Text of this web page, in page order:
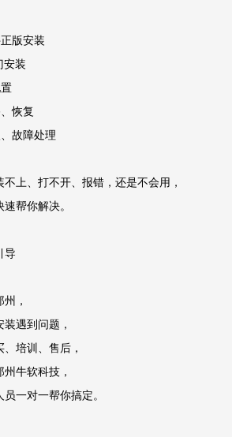
版安装
安装
恢复
故障处理
不上、打不开、报错，还是不会用，
帮你解决。
导
，
遇到问题，
培训、售后，
牛软科技，
一对一帮你搞定。